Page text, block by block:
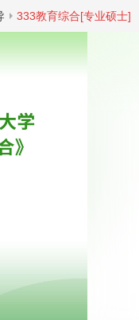
333教育综合[专业硕士]